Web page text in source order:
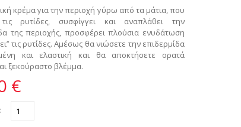
κρέμα για την περιοχή γύρω από τα μάτια, που
τις ρυτίδες, συσφίγγει και αναπλάθει την
της περιοχής, προσφέρει πλούσια ενυδάτωση
τις ρυτίδες. Αμέσως θα νιώσετε την επιδερμίδα
και ελαστική και θα αποκτήσετε ορατά
ξεκούραστο βλέμμα.
€